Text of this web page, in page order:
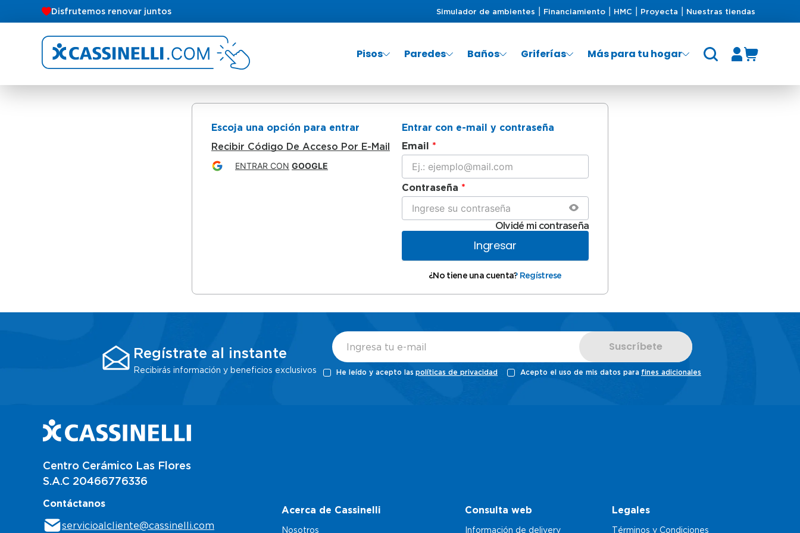
Disfrutemos renovar juntos Simulador de ambientes Financiamiento HMC Proyecta Nuestras tiendas
Pisos Paredes Baños Griferías Más para tu hogar
2 ° lavadero
3° inodoro
4°
porcelanato mate
Escoja una opción para entrar
Recibir Código De Acceso Por E-Mail
ENTRAR CON GOOGLE
Entrar con e-mail y contraseña
Olvidé mi contraseña
¿No tiene una cuenta? Regístrese
Regístrate al instante
Recibirás información y beneficios exclusivos
Suscríbete
He leído y acepto las políticas de privacidad Acepto el uso de mis datos para fines adicionales
Centro Cerámico Las Flores
S.A.C 20466776336
Contáctanos
servicioalcliente@cassinelli.com
Acerca de Cassinelli
Nosotros
Consulta web
Información de delivery
Legales
Términos y Condiciones